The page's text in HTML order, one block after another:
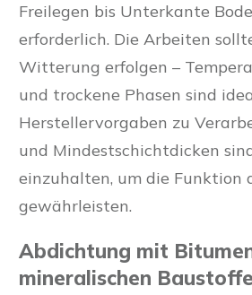
Freilegen bis Unterkante
erforderlich. Die Arbeiten
Witterung erfolgen –
und trockene Phasen sind
Herstellervorgaben zu
und Mindestschichtdicken
einzuhalten, um die Funktion
gewährleisten.
Abdichtung mit
mineralischen